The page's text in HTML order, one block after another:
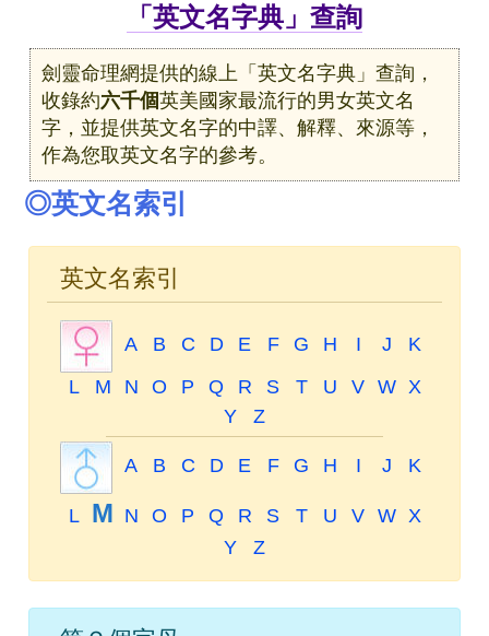
「英文名字典」查詢
劍靈命理網提供的線上「英文名字典」查詢，
收錄約六千個英美國家最流行的男女英文名
字，並提供英文名字的中譯、解釋、來源等，
作為您取英文名字的參考。
◎英文名索引
英文名索引
A B C D E F G H I J
K
L
M N O P Q R S T U V W X
Y
Z
A B C D E F G H I J K
L M N O P Q R S T U V W X
Y
Z